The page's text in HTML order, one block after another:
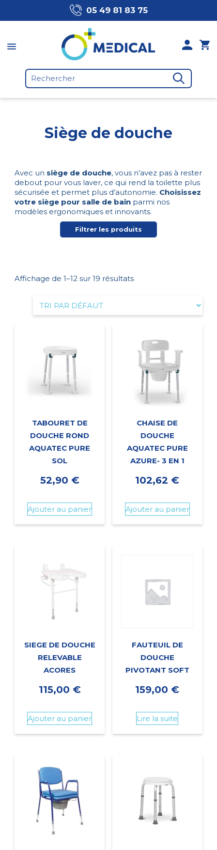
05 49 81 83 75
Siège de douche
Avec un siège de douche, vous n’avez pas à rester
debout pour vous laver, ce qui rend la toilette plus
sécurisée et permet plus d’autonomie. Choisissez
votre siège pour salle de bain parmi nos
modèles ergonomiques et innovants.
Filtrer les produits
Affichage de 1–12 sur 19 résultats
TABOURET DE
DOUCHE ROND
AQUATEC PURE
SOL
52,90 €
Ajouter au panier
CHAISE DE
DOUCHE
AQUATEC PURE
AZURE- 3 EN 1
102,62 €
Ajouter au panier
SIEGE DE DOUCHE
RELEVABLE
ACORES
115,00 €
Ajouter au panier
FAUTEUIL DE
DOUCHE
PIVOTANT SOFT
159,00 €
Lire la suite